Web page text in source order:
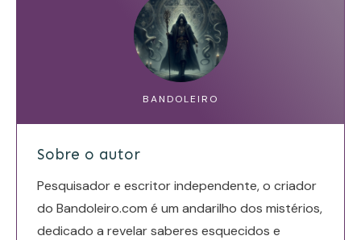
BANDOLEIRO
Sobre o autor
Pesquisador e escritor independente, o criador
do Bandoleiro.com é um andarilho dos mistérios,
dedicado a revelar saberes esquecidos e